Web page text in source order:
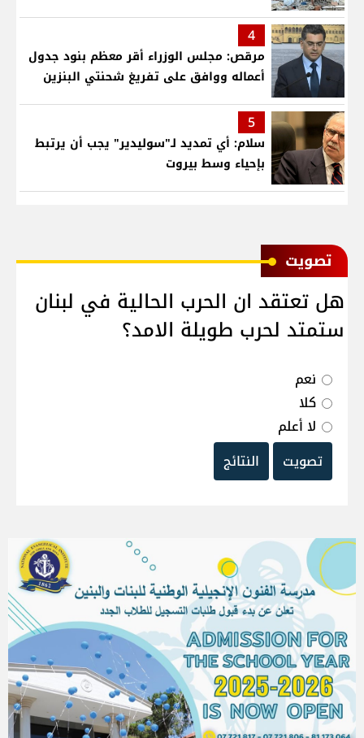
4
مرقص: مجلس الوزراء أقر معظم بنود جدول
أعماله ووافق على تفريغ شحنتي البنزين
5
سلام: أي تمديد لـ"سوليدير" يجب أن يرتبط
بإحياء وسط بيروت
ﺗﺼﻮﻳﺖ
هل تعتقد ان الحرب الحالية في لبنان
ستمتد لحرب طويلة الامد؟
نعم
كلا
لا أعلم
تصويت
النتائج